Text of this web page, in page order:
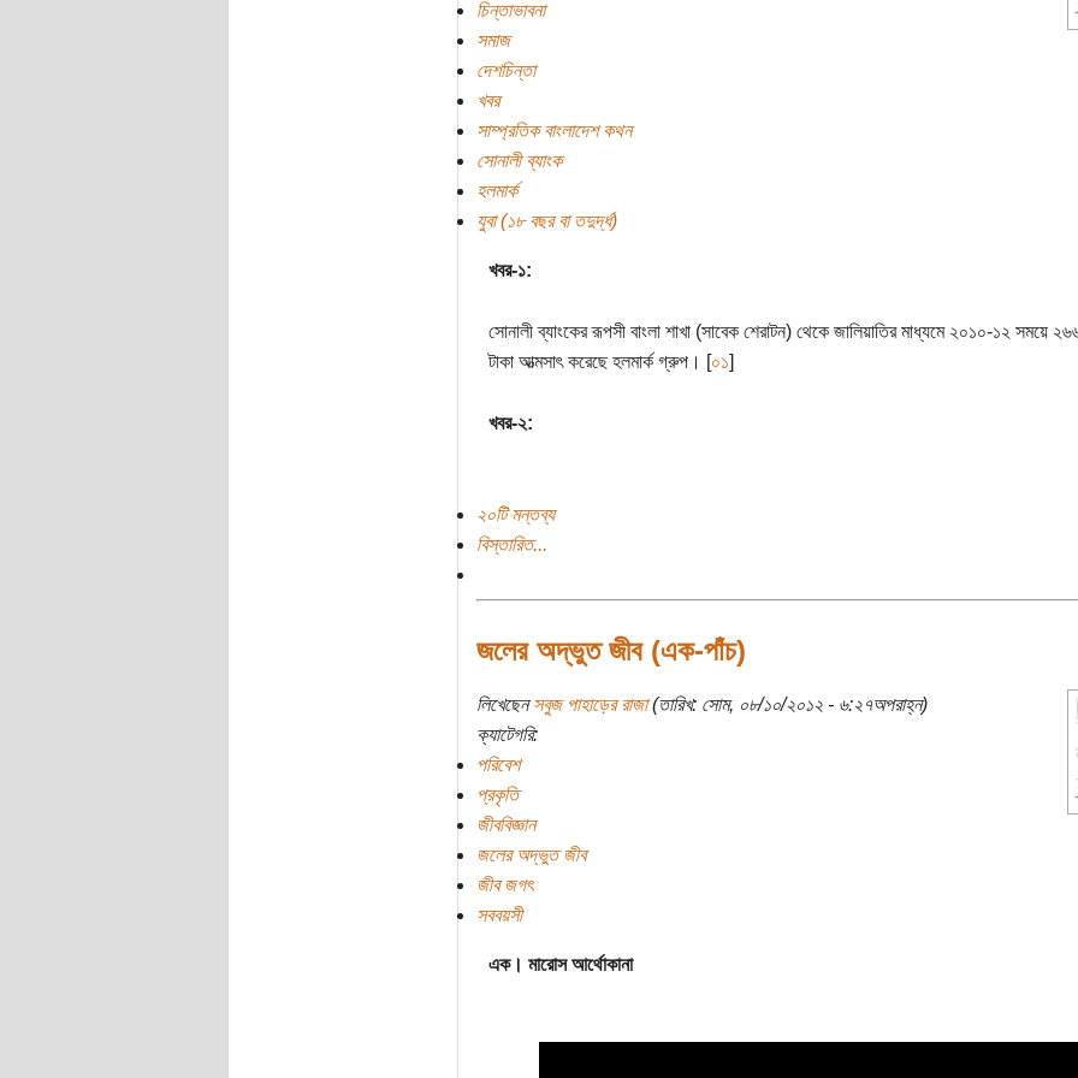
চিন্তাভাবনা
সমাজ
দেশচিন্তা
খবর
সাম্প্রতিক বাংলাদেশ কথন
সোনালী ব্যাংক
হলমার্ক
যুবা (১৮ বছর বা তদুর্দ্ধ)
খবর-১:
সোনালী ব্যাংকের রূপসী বাংলা শাখা (সাবেক শেরাটন) থেকে জালিয়াতির মাধ্যমে ২০১০-১২ সময়ে
টাকা আত্মসাৎ করেছে হলমার্ক গ্রুপ। [০১]
খবর-২:
২০টি মন্তব্য
বিস্তারিত...
জলের অদ্ভুত জীব (এক-পাঁচ)
লিখেছেনসবুজ পাহাড়ের রাজা(তারিখ: সোম, ০৮/১০/২০১২ - ৬:২৭অপরাহ্ন)
ক্যাটেগরি:
পরিবেশ
প্রকৃতি
জীববিজ্ঞান
জলের অদ্ভুত জীব
জীব জগৎ
সববয়সী
এক। মারোস আর্থোকানা